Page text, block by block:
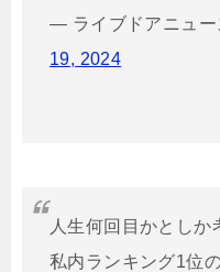
— ライブドアニュ
19, 2024
人生何回目かとしか
私内ランキング1位